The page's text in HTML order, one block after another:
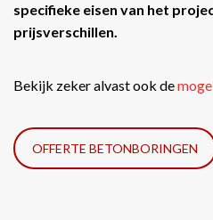
specifieke eisen van het
prijsverschillen.
Bekijk zeker alvast ook de
OFFERTE BETONBORINGEN